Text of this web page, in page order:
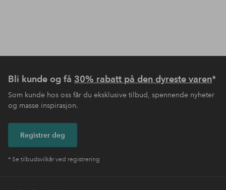
Bli kunde og få 30% rabatt på den dyreste varen*
Som kunde hos oss får du eksklusive tilbud, spennende nyheter
og masse inspirasjon.
Registrer deg
* Se tilbudsvilkår ved registrering